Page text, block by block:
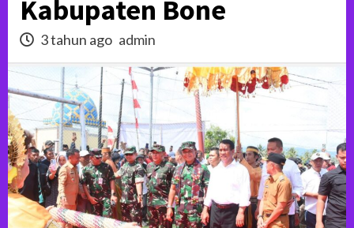
Kabupaten Bone
3 tahun ago admin